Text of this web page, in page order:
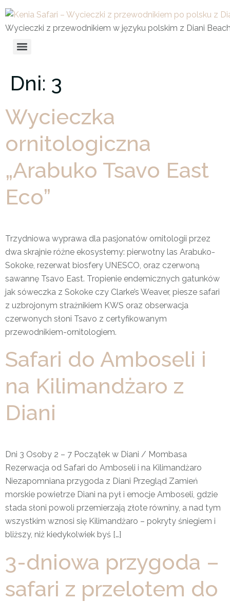
Wycieczki z przewodnikiem w języku polskim z Diani
Dni: 3
Wycieczka
ornitologiczna
„Arabuko Tsavo East
Eco”
Trzydniowa wyprawa dla pasjonatów ornitologii przez
dwa skrajnie różne ekosystemy: pierwotny las Arabuko-
Sokoke, rezerwat biosfery UNESCO, oraz czerwoną
sawannę Tsavo East. Tropienie endemicznych gatunków
jak sóweczka z Sokoke czy Clarke’s Weaver, piesze safari
z uzbrojonym strażnikiem KWS oraz obserwacja
czerwonych słoni Tsavo z certyfikowanym
przewodnikiem-ornitologiem.
Safari do Amboseli i
na Kilimandżaro z
Diani
Dni 3 Osoby 2 – 7 Początek w Diani / Mombasa
Rezerwacja od Safari do Amboseli i na Kilimandżaro
Niezapomniana przygoda z Diani Przegląd Zamień
morskie powietrze Diani na pył i emocje Amboseli, gdzie
stada słoni powoli przemierzają złote równiny, a nad tym
wszystkim wznosi się Kilimandżaro – pokryty śniegiem i
bliższy, niż kiedykolwiek byś […]
3-dniowa przygoda –
safari z przelotem do